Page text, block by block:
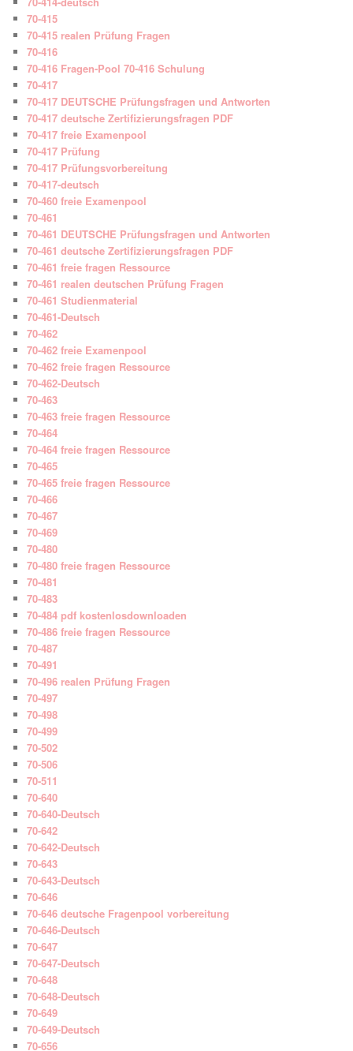
70-415
70-415 realen Prüfung Fragen
70-416
70-416 Fragen-Pool 70-416 Schulung
70-417
70-417 DEUTSCHE Prüfungsfragen und Antworten
70-417 deutsche Zertifizierungsfragen PDF
70-417 freie Examenpool
70-417 Prüfung
70-417 Prüfungsvorbereitung
70-417-deutsch
70-460 freie Examenpool
70-461
70-461 DEUTSCHE Prüfungsfragen und Antworten
70-461 deutsche Zertifizierungsfragen PDF
70-461 freie fragen Ressource
70-461 realen deutschen Prüfung Fragen
70-461 Studienmaterial
70-461-Deutsch
70-462
70-462 freie Examenpool
70-462 freie fragen Ressource
70-462-Deutsch
70-463
70-463 freie fragen Ressource
70-464
70-464 freie fragen Ressource
70-465
70-465 freie fragen Ressource
70-466
70-467
70-469
70-480
70-480 freie fragen Ressource
70-481
70-483
70-484 pdf kostenlosdownloaden
70-486 freie fragen Ressource
70-487
70-491
70-496 realen Prüfung Fragen
70-497
70-498
70-499
70-502
70-506
70-511
70-640
70-640-Deutsch
70-642
70-642-Deutsch
70-643
70-643-Deutsch
70-646
70-646 deutsche Fragenpool vorbereitung
70-646-Deutsch
70-647
70-647-Deutsch
70-648
70-648-Deutsch
70-649
70-649-Deutsch
70-656